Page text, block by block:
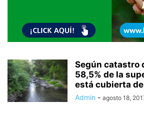
Según catastro
58,5% de la
está cubierta
Admin - agosto 18,